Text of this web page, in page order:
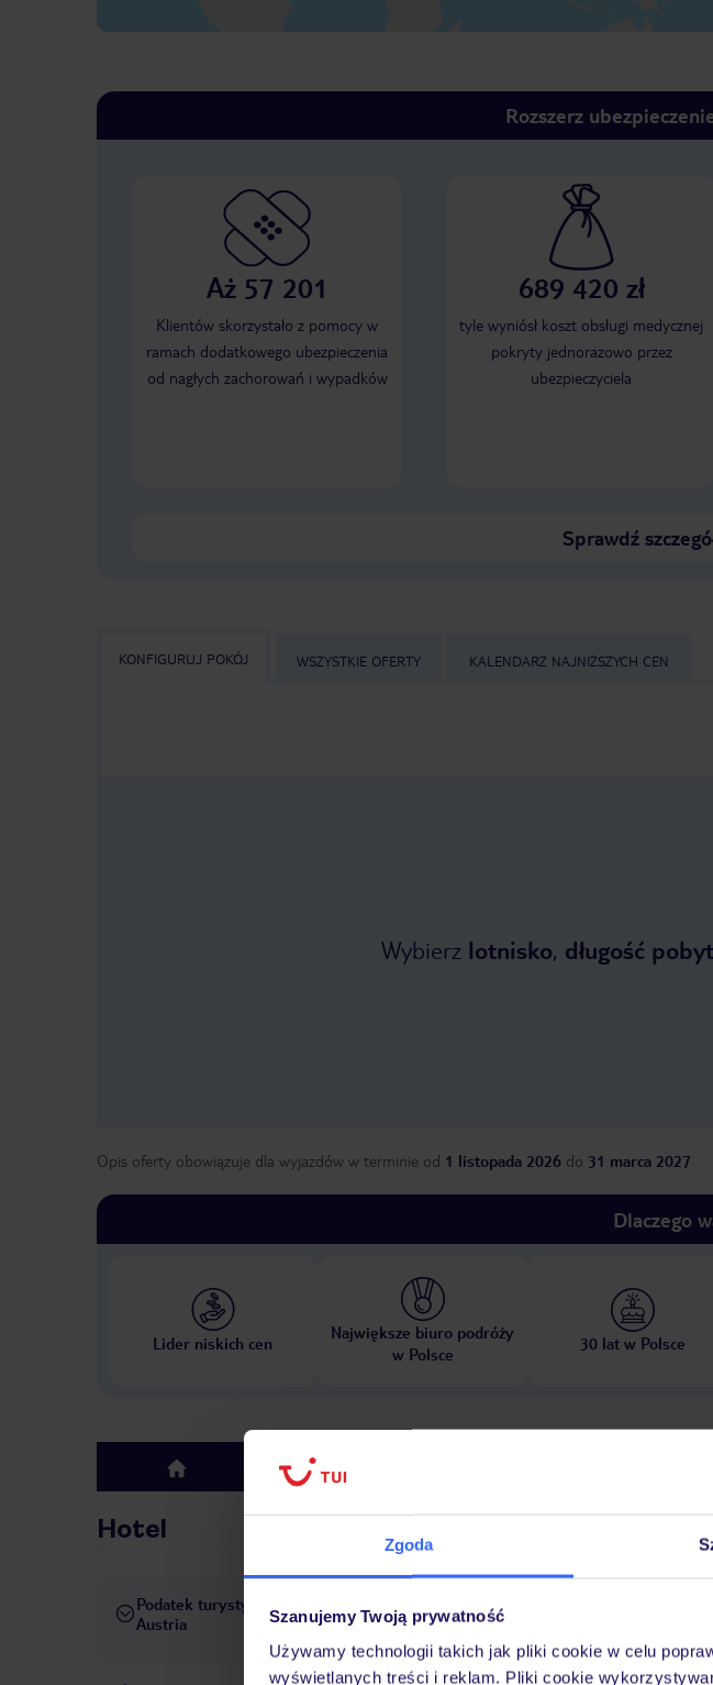
Zgoda
Szanujemy Twoją prywatność
Używamy technologii takich jak pliki cookie w celu
wyświetlanych treści i reklam. Pliki cookie
Rozszerz
Aż 57 201
Klientów skorzystało z pomocy w
ramach dodatkowego ubezpieczenia
od nagłych zachorowań i wypadków
689 420 zł
tyle wyniósł koszt obsługi medycznej
pokryty jednorazowo przez
ubezpieczyciela
Sprawdź
KONFIGURUJ POKÓJ WSZYSTKIE OFERTY KALENDARZ NAJNIŻSZYCH CEN
Wybierz lotnisko, długość
Opis oferty obowiązuje dla wyjazdów w terminie od 1 listopada 2026 do 31 marca 2027
Dlaczego
Lider niskich cen
Największe biuro podróży
w Polsce
30 lat w Polsce
top Hotel
Hotel
Podatek turystyczny
Austria
Obowiązuje podatek turystyczny, który należy opłacić